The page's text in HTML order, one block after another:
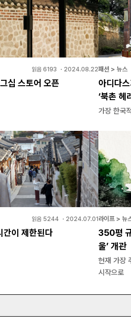
읽음 6193 ・ 2024.08.22
십 스토어 오픈
패션 > 뉴스
아디다
‘북촌 헤
가장 한국
읽음 5244・ 2024.07.01
간이 제한된다
라이프 > 뉴
350평
울’ 개관
현재 가장
시작으로